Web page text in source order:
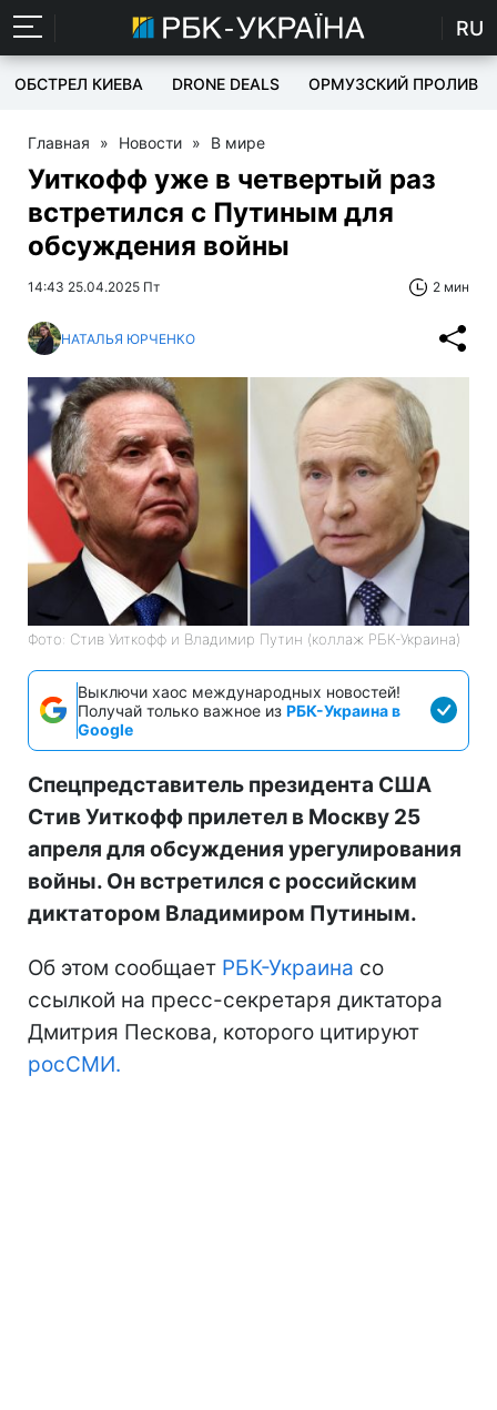
RU
ОБСТРЕЛ КИЕВА DRONE DEALS ОРМУЗСКИЙ ПРОЛИВ
Главная » Новости » В мире
Уиткофф уже в четвертый раз
встретился с Путиным для
обсуждения войны
14:43 25.04.2025 Пт 2 мин
НАТАЛЬЯ ЮРЧЕНКО
Фото: Стив Уиткофф и Владимир Путин (коллаж РБК-Украина)
Выключи хаос международных новостей!
Получай только важное из РБК-Украина в
Google
Спецпредставитель президента США
Стив Уиткофф прилетел в Москву 25
апреля для обсуждения урегулирования
войны. Он встретился с российским
диктатором Владимиром Путиным.
Об этом сообщает РБК-Украина со
ссылкой на пресс-секретаря диктатора
Дмитрия Пескова, которого цитируют
росСМИ.